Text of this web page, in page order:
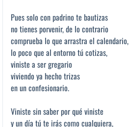
Pues solo con padrino te bautizas
no tienes porvenir, de lo contrario
comprueba lo que arrastra el calendario,
lo poco que al entorno tú cotizas,
viniste a ser gregario
viviendo ya hecho trizas
en un confesionario.
Viniste sin saber por qué viniste
y un día tú te irás como cualquiera,